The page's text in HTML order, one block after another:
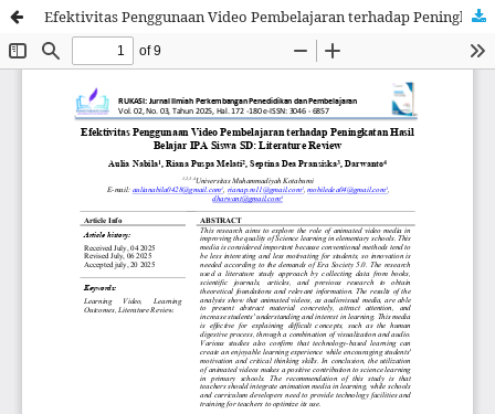
Efektivitas Penggunaan Video Pembelajaran terhadap Peningkatan Hasil Belajar IPA Siswa SD: Literature Review